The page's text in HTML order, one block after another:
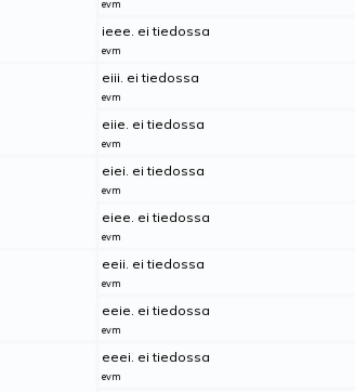
evm
ieee. ei tiedossa
evm
eiii. ei tiedossa
evm
eiie. ei tiedossa
evm
eiei. ei tiedossa
evm
eiee. ei tiedossa
evm
eeii. ei tiedossa
evm
eeie. ei tiedossa
evm
eeei. ei tiedossa
evm